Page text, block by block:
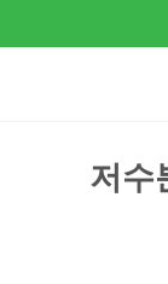
저수